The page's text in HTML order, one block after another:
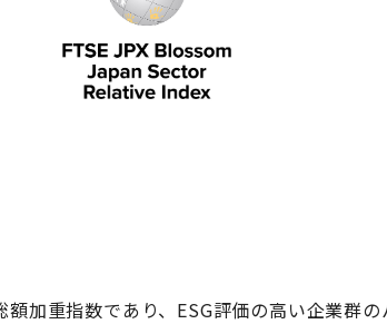
加重指数であり、ESG評価の高い企業群の